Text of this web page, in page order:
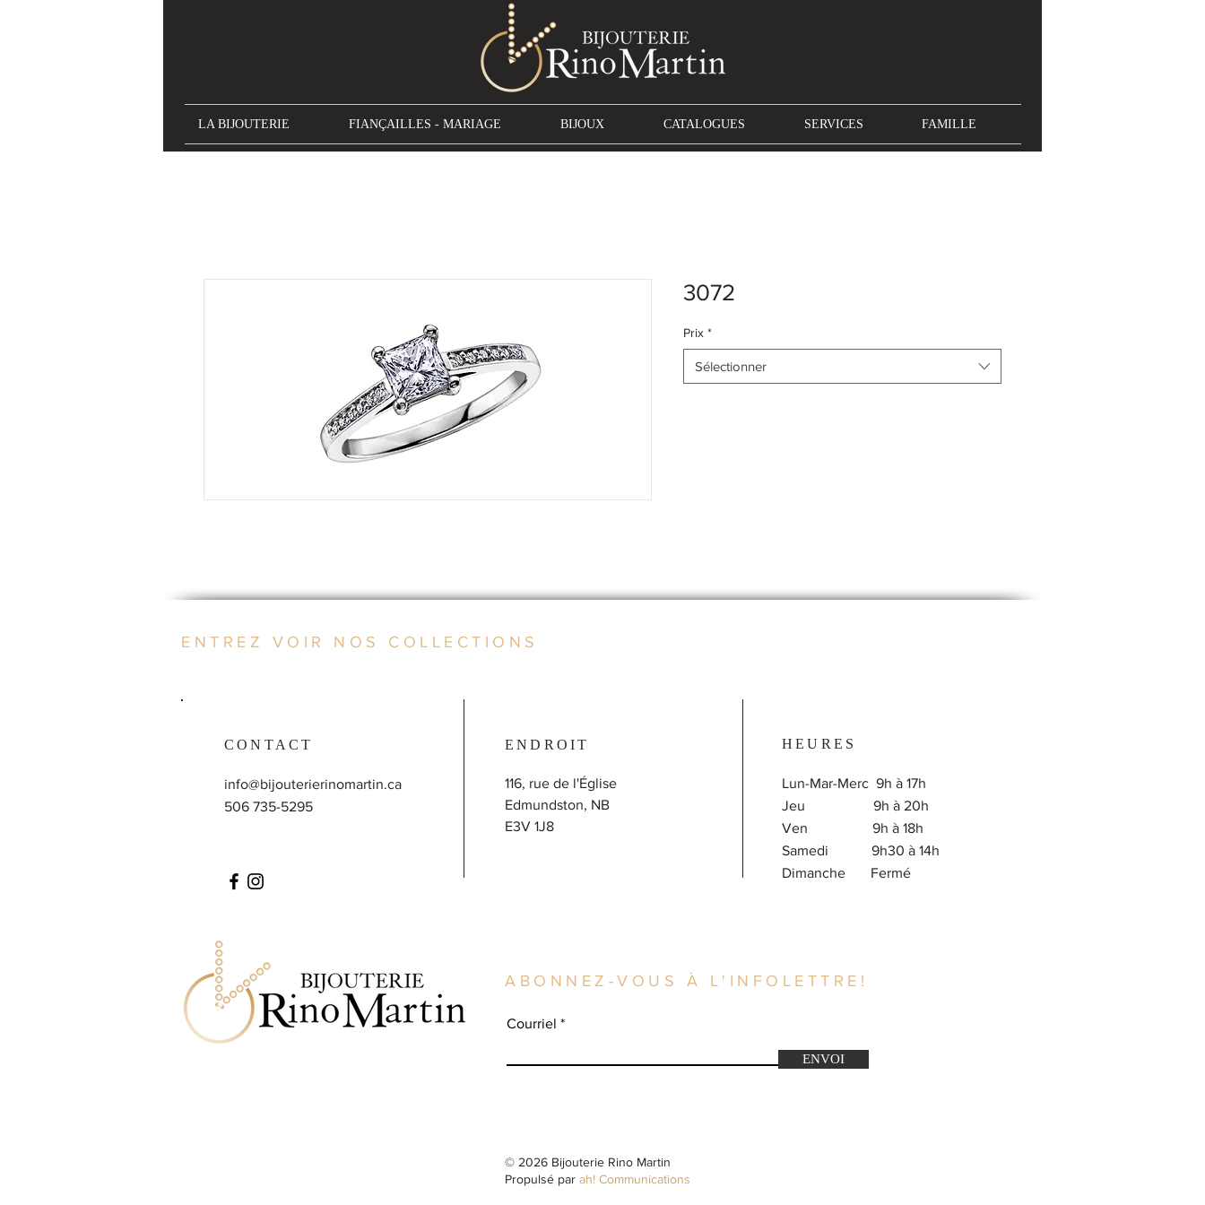
LA BIJOUTERIE FIANÇAILLES - MARIAGE BIJOUX CATALOGUES SERVICES FAMILLE
3072
Prix *
Sélectionner
ENTREZ VOIR NOS COLLECTIONS
CONTACT ENDROIT HEURES
info@bijouterierinomartin.ca
506 735-5295
116, rue de l'Église
Edmundston, NB
E3V 1J8
Lun-Mar-Merc 9h à 17h
Jeu 9h à 20h
Ven 9h à 18h
Samedi 9h30 à 14h
​Dimanche Fermé
ABONNEZ-VOUS À L'INFOLETTRE!
Courriel
ENVOI
© 2026 Bijouterie Rino Martin
Propulsé par ah! Communications